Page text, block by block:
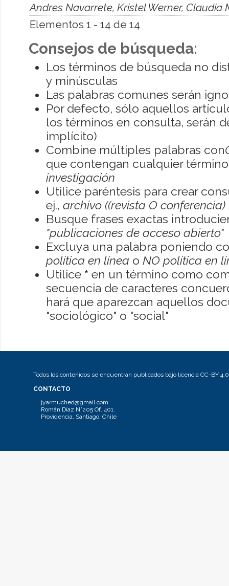
Andres Navarrete, Kristel Werner, Claudia
Elementos 1 - 14 de 14
Consejos de búsqueda:
Los términos de búsqueda no
y minúsculas
Las palabras comunes serán
Por defecto, sólo aquellos
los términos en consulta, serán
implícito)
Combine múltiples palabras con
que contengan cualquier
investigación
Utilice paréntesis para crear
ej., archivo ((revista O conferencia)
Busque frases exactas
"publicaciones de acceso abierto"
Excluya una palabra poniendo
política en línea o NO política en
Utilice * en un término como
secuencia de caracteres
hará que aparezcan aquellos
"sociológico" o "social"
Todos los contenidos se encuentran publicados bajo licencia CC-BY 4.0
CONTACTO
jyarmuched@gmail.com
Román Díaz N°205 Of. 401.
Providencia, Santiago, Chile